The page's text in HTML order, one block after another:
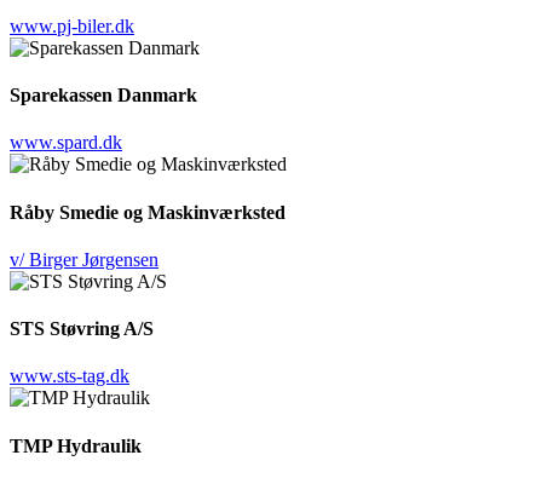
www.pj-biler.dk
Sparekassen Danmark
www.spard.dk
Råby Smedie og Maskinværksted
v/ Birger Jørgensen
STS Støvring A/S
www.sts-tag.dk
TMP Hydraulik